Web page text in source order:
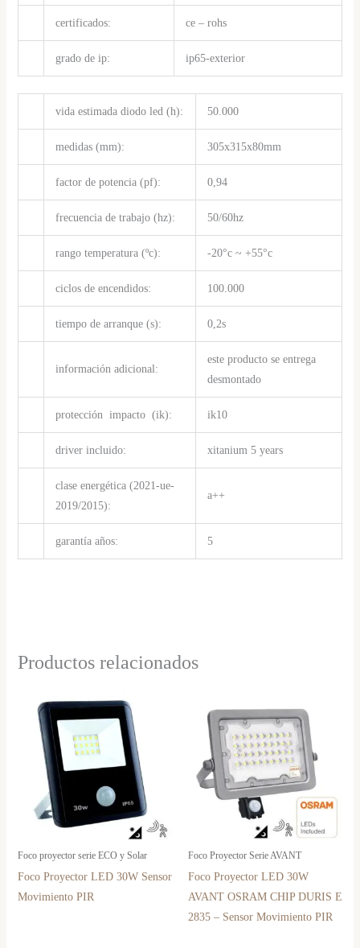
certificados: ce – rohs
grado de ip: ip65-exterior
vida estimada diodo led (h): 50.000
medidas (mm): 305x315x80mm
factor de potencia (pf): 0,94
frecuencia de trabajo (hz): 50/60hz
rango temperatura (ºc): -20°c ~ +55°c
ciclos de encendidos: 100.000
tiempo de arranque (s): 0,2s
información adicional:
este producto se entrega
desmontado
protección impacto (ik): ik10
driver incluido: xitanium 5 years
clase energética (2021-ue-
2019/2015):
a++
garantía años: 5
Productos relacionados
Foco proyector serie ECO y Solar
Foco Proyector LED 30W Sensor
Movimiento PIR
Foco Proyector Serie AVANT
Foco Proyector LED 30W
AVANT OSRAM CHIP DURIS E
2835 – Sensor Movimiento PIR